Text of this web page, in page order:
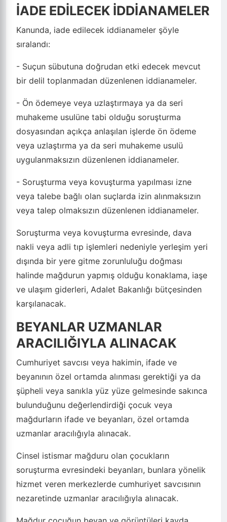
İADE EDİLECEK İDDİANAMELER
Kanunda, iade edilecek iddianameler şöyle
sıralandı:
- Suçun sübutuna doğrudan etki edecek mevcut
bir delil toplanmadan düzenlenen iddianameler.
- Ön ödemeye veya uzlaştırmaya ya da seri
muhakeme usulüne tabi olduğu soruşturma
dosyasından açıkça anlaşılan işlerde ön ödeme
veya uzlaştırma ya da seri muhakeme usulü
uygulanmaksızın düzenlenen iddianameler.
- Soruşturma veya kovuşturma yapılması izne
veya talebe bağlı olan suçlarda izin alınmaksızın
veya talep olmaksızın düzenlenen iddianameler.
Soruşturma veya kovuşturma evresinde, dava
nakli veya adli tıp işlemleri nedeniyle yerleşim yeri
dışında bir yere gitme zorunluluğu doğması
halinde mağdurun yapmış olduğu konaklama, iaşe
ve ulaşım giderleri, Adalet Bakanlığı bütçesinden
karşılanacak.
BEYANLAR UZMANLAR
ARACILIĞIYLA ALINACAK
Cumhuriyet savcısı veya hakimin, ifade ve
beyanının özel ortamda alınması gerektiği ya da
şüpheli veya sanıkla yüz yüze gelmesinde sakınca
bulunduğunu değerlendirdiği çocuk veya
mağdurların ifade ve beyanları, özel ortamda
uzmanlar aracılığıyla alınacak.
Cinsel istismar mağduru olan çocukların
soruşturma evresindeki beyanları, bunlara yönelik
hizmet veren merkezlerde cumhuriyet savcısının
nezaretinde uzmanlar aracılığıyla alınacak.